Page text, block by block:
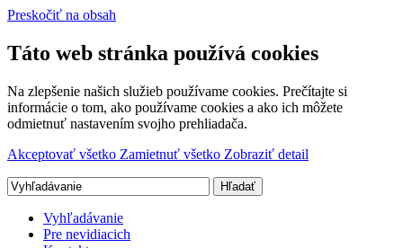
Preskočiť na obsah
Táto web stránka používá cookies
Na zlepšenie našich služieb používame cookies. Prečítajte si
informácie o tom, ako používame cookies a ako ich môžete
odmietnuť nastavením svojho prehliadača.
Akceptovať všetko Zamietnuť všetko Zobraziť detail
Vyhľadávanie
Pre nevidiacich